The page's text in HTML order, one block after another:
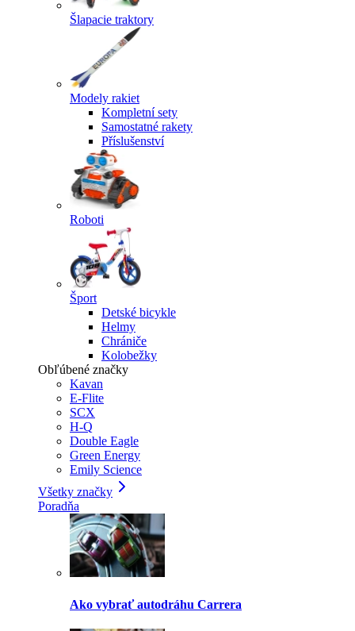
Šlapacie traktory
Modely rakiet
Kompletní sety
Samostatné rakety
Příslušenství
Roboti
Šport
Detské bicykle
Helmy
Chrániče
Kolobežky
Obľúbené značky
Kavan
E-Flite
SCX
H-Q
Double Eagle
Green Energy
Emily Science
Všetky značky
Poradňa
Ako vybrať autodráhu Carrera